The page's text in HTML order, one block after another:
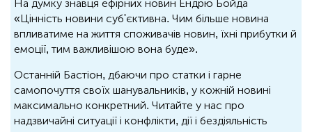
На думку знавця ефірних новин Ендрю Бойда
«Цінність новини суб'єктивна. Чим більше новина
впливатиме на життя споживачів новин, їхні прибутки й
емоції, тим важливішою вона буде».
Останній Бастіон, дбаючи про статки і гарне
самопочуття своїх шанувальників, у кожній новині
максимально конкретний. Читайте у нас про
надзвичайні ситуації і конфлікти, дії і бездіяльність